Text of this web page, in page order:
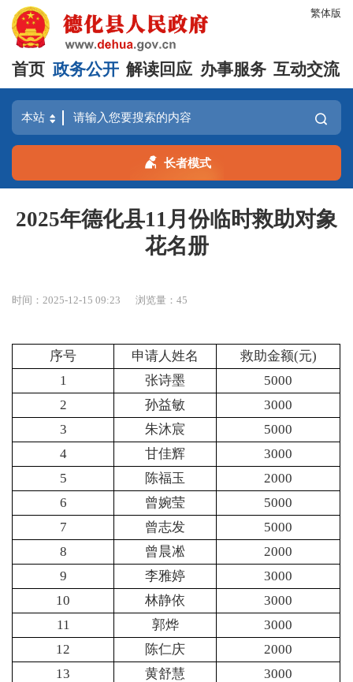
繁体版
首页 政务公开 解读回应 办事服务 互动交流
长者模式
2025年德化县11月份临时救助对象
花名册
时间：2025-12-15 09:23 浏览量：45
序号 申请人姓名
救助金额(元)
1
张诗墨
5000
2
孙益敏
3000
3
朱沐宸
5000
4
甘佳辉
3000
5
陈福玉
2000
6
曾婉莹
5000
7
曾志发
5000
8
曾晨凇
2000
9
李雅婷
3000
10
林静依
3000
11
郭烨
3000
12
陈仁庆
2000
13
黄舒慧
3000